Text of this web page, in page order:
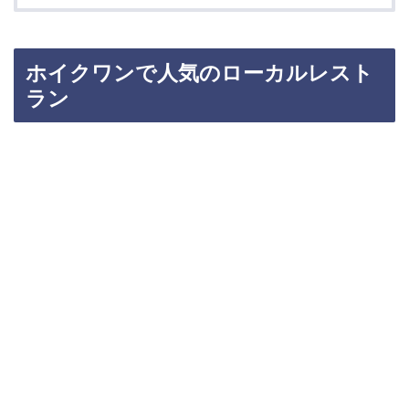
ホイクワンで人気のローカルレスト
ラン